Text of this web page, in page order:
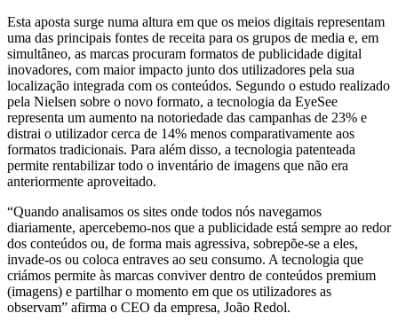
Esta aposta surge numa altura em que os meios digitais representam
uma das principais fontes de receita para os grupos de media e, em
simultâneo, as marcas procuram formatos de publicidade digital
inovadores, com maior impacto junto dos utilizadores pela sua
localização integrada com os conteúdos. Segundo o estudo realizado
pela Nielsen sobre o novo formato, a tecnologia da EyeSee
representa um aumento na notoriedade das campanhas de 23% e
distrai o utilizador cerca de 14% menos comparativamente aos
formatos tradicionais. Para além disso, a tecnologia patenteada
permite rentabilizar todo o inventário de imagens que não era
anteriormente aproveitado.
“Quando analisamos os sites onde todos nós navegamos
diariamente, apercebemo-nos que a publicidade está sempre ao redor
dos conteúdos ou, de forma mais agressiva, sobrepõe-se a eles,
invade-os ou coloca entraves ao seu consumo. A tecnologia que
criámos permite às marcas conviver dentro de conteúdos premium
(imagens) e partilhar o momento em que os utilizadores as
observam” afirma o CEO da empresa, João Redol.